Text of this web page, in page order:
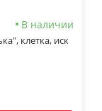
В наличии
клетка, иск